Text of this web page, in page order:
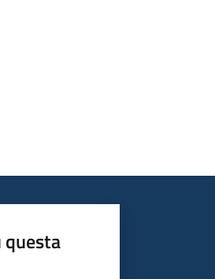
questa